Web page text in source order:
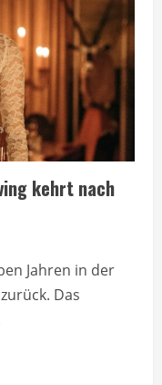
kehrt nach
Jahren in der
Das